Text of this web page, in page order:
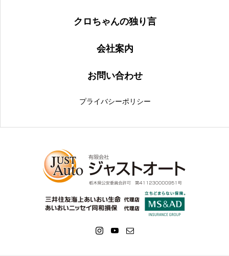
クロちゃんの独り言
会社案内
お問い合わせ
プライバシーポリシー